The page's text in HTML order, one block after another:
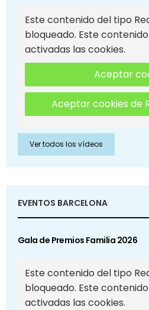
Este contenido del tipo
bloqueado. Este
activadas las cookies.
Aceptar
Aceptar cookies de
Ver todos los vídeos
EVENTOS BARCELONA
Gala de Premios Familia 2026
Este contenido del tipo
bloqueado. Este
activadas las cookies.